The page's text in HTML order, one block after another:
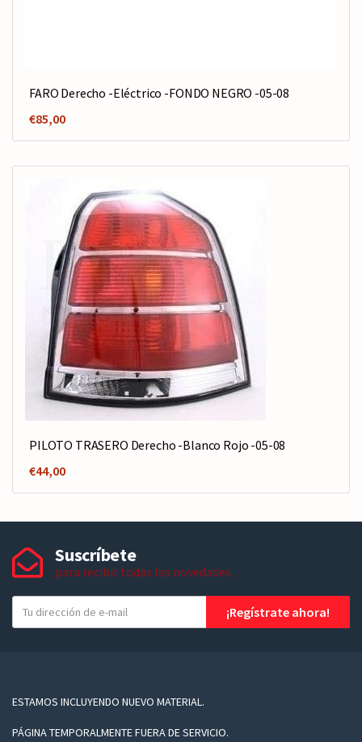
FARO Derecho -Eléctrico -FONDO NEGRO -05-08
€85,00
PILOTO TRASERO Derecho -Blanco Rojo -05-08
€44,00
Suscríbete
para recibir todas las novedades
u
a
¡Regístrate ahora!
ESTAMOS INCLUYENDO NUEVO MATERIAL.
PÁGINA TEMPORALMENTE FUERA DE SERVICIO.